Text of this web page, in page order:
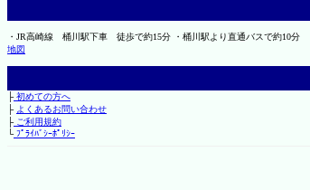
・JR高崎線 桶川駅下車 徒歩で約15分 ・桶川駅より直通バスで約10分
地図
├初めての方へ
├ よくあるお問い合わせ
├ご利用規約
└ﾌﾟﾗｲﾊﾞｼｰﾎﾟﾘｼｰ